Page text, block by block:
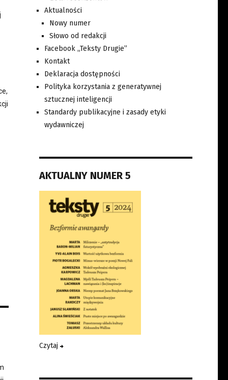
Aktualności
Nowy numer
Słowo od redakcji
Facebook „Teksty Drugie”
Kontakt
Deklaracja dostępności
Polityka korzystania z generatywnej
sztucznej inteligencji
Standardy publikacyjne i zasady etyki
wydawniczej
AKTUALNY NUMER 5
Czytaj